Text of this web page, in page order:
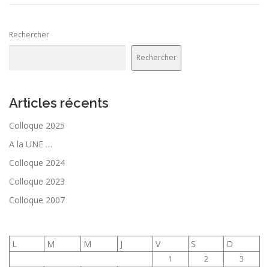
Rechercher
Rechercher
Articles récents
Colloque 2025
A la UNE …
Colloque 2024
Colloque 2023
Colloque 2007
L M M J V S D
1 2 3